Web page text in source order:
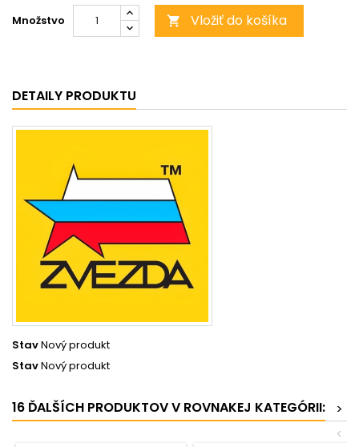
Množstvo  Vložiť do košíka
DETAILY PRODUKTU
StavNový produkt
StavNový produkt
16 ĎALŠÍCH PRODUKTOV V ROVNAKEJ KATEGÓRII:
>
<